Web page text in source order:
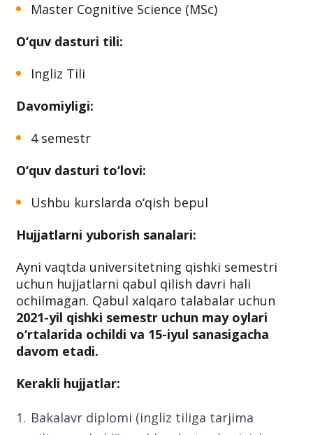
Master Cognitive Science (MSc)
O‘quv dasturi tili:
Ingliz Tili
Davomiyligi:
4 semestr
O‘quv dasturi to‘lovi:
Ushbu kurslarda o‘qish bepul
Hujjatlarni yuborish sanalari:
Ayni vaqtda universitetning qishki semestri
uchun hujjatlarni qabul qilish davri hali
ochilmagan. Qabul xalqaro talabalar uchun
2021-yil qishki semestr uchun may oylari
o‘rtalarida ochildi va 15-iyul sanasigacha
davom etadi.
Kerakli hujjatlar:
Bakalavr diplomi (ingliz tiliga tarjima